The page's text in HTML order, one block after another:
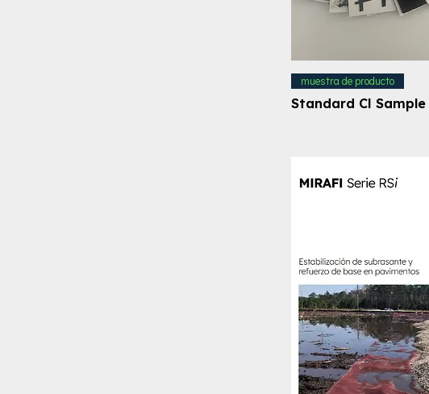
muestra de producto
Standard CI Sample